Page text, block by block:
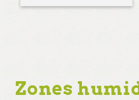
Zones